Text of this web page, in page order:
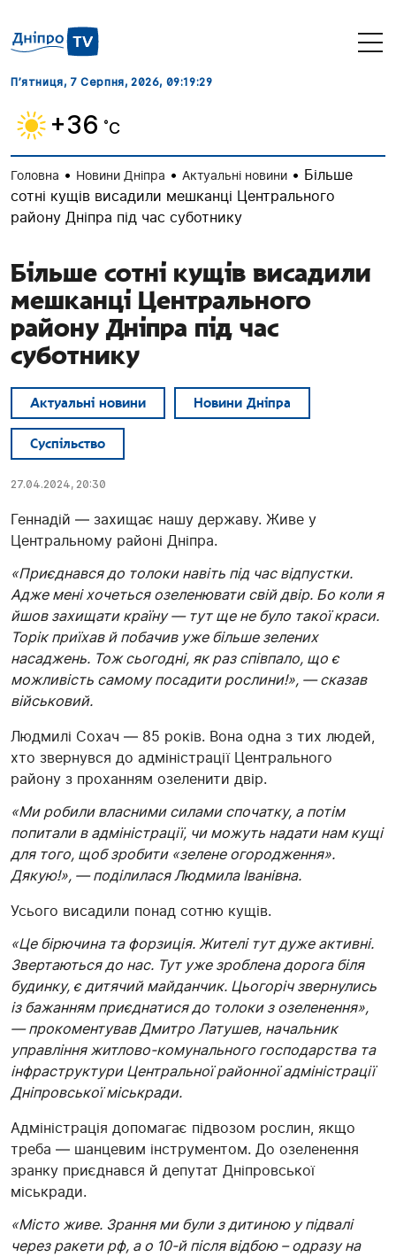
П’ятниця, 7 Серпня, 2026, 09:19:31
+36 ˚C
Головна • Новини Дніпра • Актуальні новини • Більше
сотні кущів висадили мешканці Центрального
району Дніпра під час суботнику
Більше сотні кущів висадили
мешканці Центрального
району Дніпра під час
суботнику
Актуальні новини Новини Дніпра
Суспільство
27.04.2024, 20:30
Геннадій — захищає нашу державу. Живе у
Центральному районі Дніпра.
«Приєднався до толоки навіть під час відпустки.
Адже мені хочеться озеленювати свій двір. Бо коли я
йшов захищати країну — тут ще не було такої краси.
Торік приїхав й побачив уже більше зелених
насаджень. Тож сьогодні, як раз співпало, що є
можливість самому посадити рослини!», — сказав
військовий.
Людмилі Сохач — 85 років. Вона одна з тих людей,
хто звернувся до адміністрації Центрального
району з проханням озеленити двір.
«Ми робили власними силами спочатку, а потім
попитали в адміністрації, чи можуть надати нам кущі
для того, щоб зробити «зелене огородження».
Дякую!», — поділилася Людмила Іванівна.
Усього висадили понад сотню кущів.
«Це бірючина та форзиція. Жителі тут дуже активні.
Звертаються до нас. Тут уже зроблена дорога біля
будинку, є дитячий майданчик. Цьогоріч звернулись
із бажанням приєднатися до толоки з озеленення»,
— прокоментував Дмитро Латушев, начальник
управління житлово-комунального господарства та
інфраструктури Центральної районної адміністрації
Дніпровської міськради.
Адміністрація допомагає підвозом рослин, якщо
треба — шанцевим інструментом. До озеленення
зранку приєднався й депутат Дніпровської
міськради.
«Місто живе. Зрання ми були з дитиною у підвалі
через ракети рф, а о 10-й після відбою – одразу на